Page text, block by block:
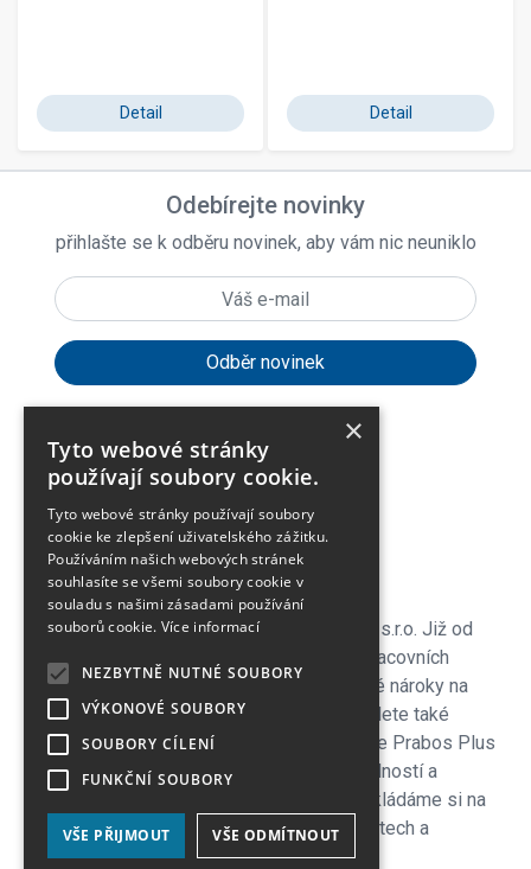
Detail Detail
Odebírejte novinky
přihlašte se k odběru novinek, aby vám nic neuniklo
Zákaznické menu expand_more
Praktické odkazy expand_more
O firmě
Vítejte v e-shopu společnosti Jiří Palička s.r.o. Již od
roku 1990 se specializujeme na prodej pracovních
ochranných pomůcek, které splňují vysoké nároky na
bezpečnost a pohodlí. V naší nabídce najdete také
kvalitní trekingovou obuv českého výrobce Prabos Plus
a.s. ze Slavičína, která je známá svou odolností a
komfortem i v náročných podmínkách. Zakládáme si na
osobním přístupu, dlouholetých zkušenostech a
spolehlivosti. Děkujeme za vaši důvěru.
×
Tyto webové stránky
používají soubory cookie.
Tyto webové stránky používají soubory
cookie ke zlepšení uživatelského zážitku.
Používáním našich webových stránek
souhlasíte se všemi soubory cookie v
souladu s našimi zásadami používání
souborů cookie. Více informací
NEZBYTNĚ NUTNÉ SOUBORY
VÝKONOVÉ SOUBORY
SOUBORY CÍLENÍ
FUNKČNÍ SOUBORY
VŠE PŘIJMOUT VŠE ODMÍTNOUT